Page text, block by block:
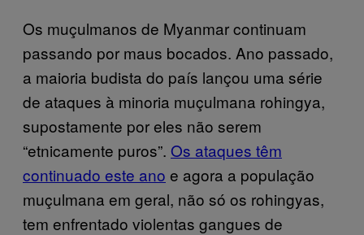
Os muçulmanos de Myanmar continuam
passando por maus bocados. Ano passado,
a maioria budista do país lançou uma série
de ataques à minoria muçulmana rohingya,
supostamente por eles não serem
“etnicamente puros”. Os ataques têm
continuado este ano e agora a população
muçulmana em geral, não só os rohingyas,
tem enfrentado violentas gangues de